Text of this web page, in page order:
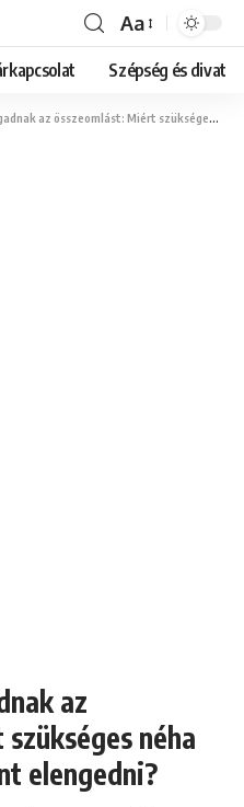
Font
Resizer
Aa
Szépség és divat
Miért szükséges néha elfáradni és mindent elengedni?
az
néha
elengedni?